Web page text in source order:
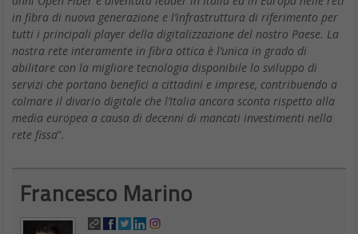
in fibra di nuova generazione e l’infrastruttura di riferimento per
tutti i principali player della digitalizzazione del nostro Paese. La
nostra rete interamente in fibra ottica è l’unica in grado di
abilitare con la migliore tecnologia disponibile lo sviluppo di
servizi che portano benefici a cittadini e imprese, contribuendo a
colmare il divario digitale che l’Italia ancora sconta rispetto alla
media europea a causa di decenni di mancati investimenti nella
rete fissa”.
Francesco Marino